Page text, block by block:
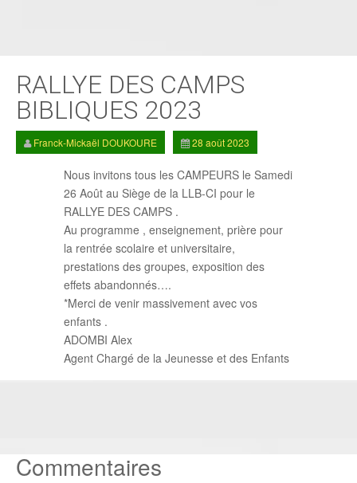
RALLYE DES CAMPS
BIBLIQUES 2023
Franck-Mickaël DOUKOURE 28 août 2023
Nous invitons tous les CAMPEURS le Samedi
26 Août au Siège de la LLB-CI pour le
RALLYE DES CAMPS .
Au programme , enseignement, prière pour
la rentrée scolaire et universitaire,
prestations des groupes, exposition des
effets abandonnés….
*Merci de venir massivement avec vos
enfants .
ADOMBI Alex
Agent Chargé de la Jeunesse et des Enfants
Commentaires